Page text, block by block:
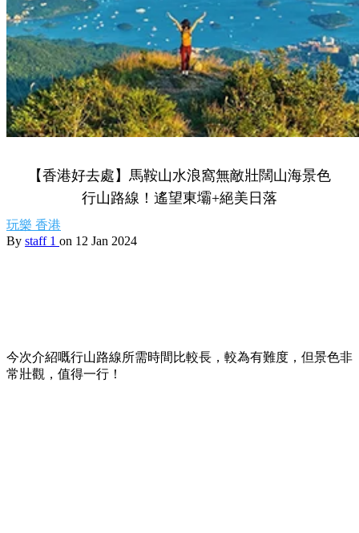
【香港好去處】馬鞍山水浪窩無敵壯闊山海景色
行山路線！遙望東壩+絕美日落
玩樂 香港
By staff 1 on 12 Jan 2024
今次介紹嘅行山路線所需時間比較長，較為有難度，但景色非
常壯觀，值得一行！